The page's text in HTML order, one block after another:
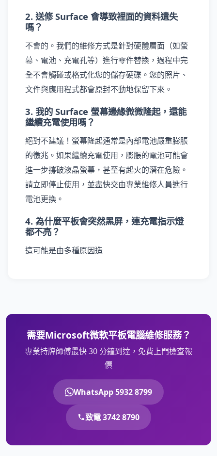
2. 送修 Surface 會導致裡面的資料遺失
嗎？
不會的。我們的維修方式是針對硬體層面（如螢
幕、電池、充電孔等）進行零件替換，過程中完
全不會觸碰或格式化您的儲存硬碟。您的照片、
文件與應用程式都會原封不動地保留下來。
3. 我的 Surface 螢幕邊緣微微隆起，還能
繼續充電使用嗎？
絕對不建議！螢幕隆起通常是內部電池嚴重膨脹
的徵兆。如果繼續充電使用，膨脹的電池可能會
進一步撐破液晶螢幕，甚至有起火的潛在危險。
請立即停止使用，並盡快交由專業維修人員進行
電池更換。
4. 為什麼平板會突然黑屏，連充電指示燈
都不亮？
這可能是由多種原因造
需要Microsoft微軟平板電腦維修服務？
專業持牌師傅最快 30 分鐘到達，免費上門檢查報
價
WhatsApp 5932 8799
致電 3742 8790